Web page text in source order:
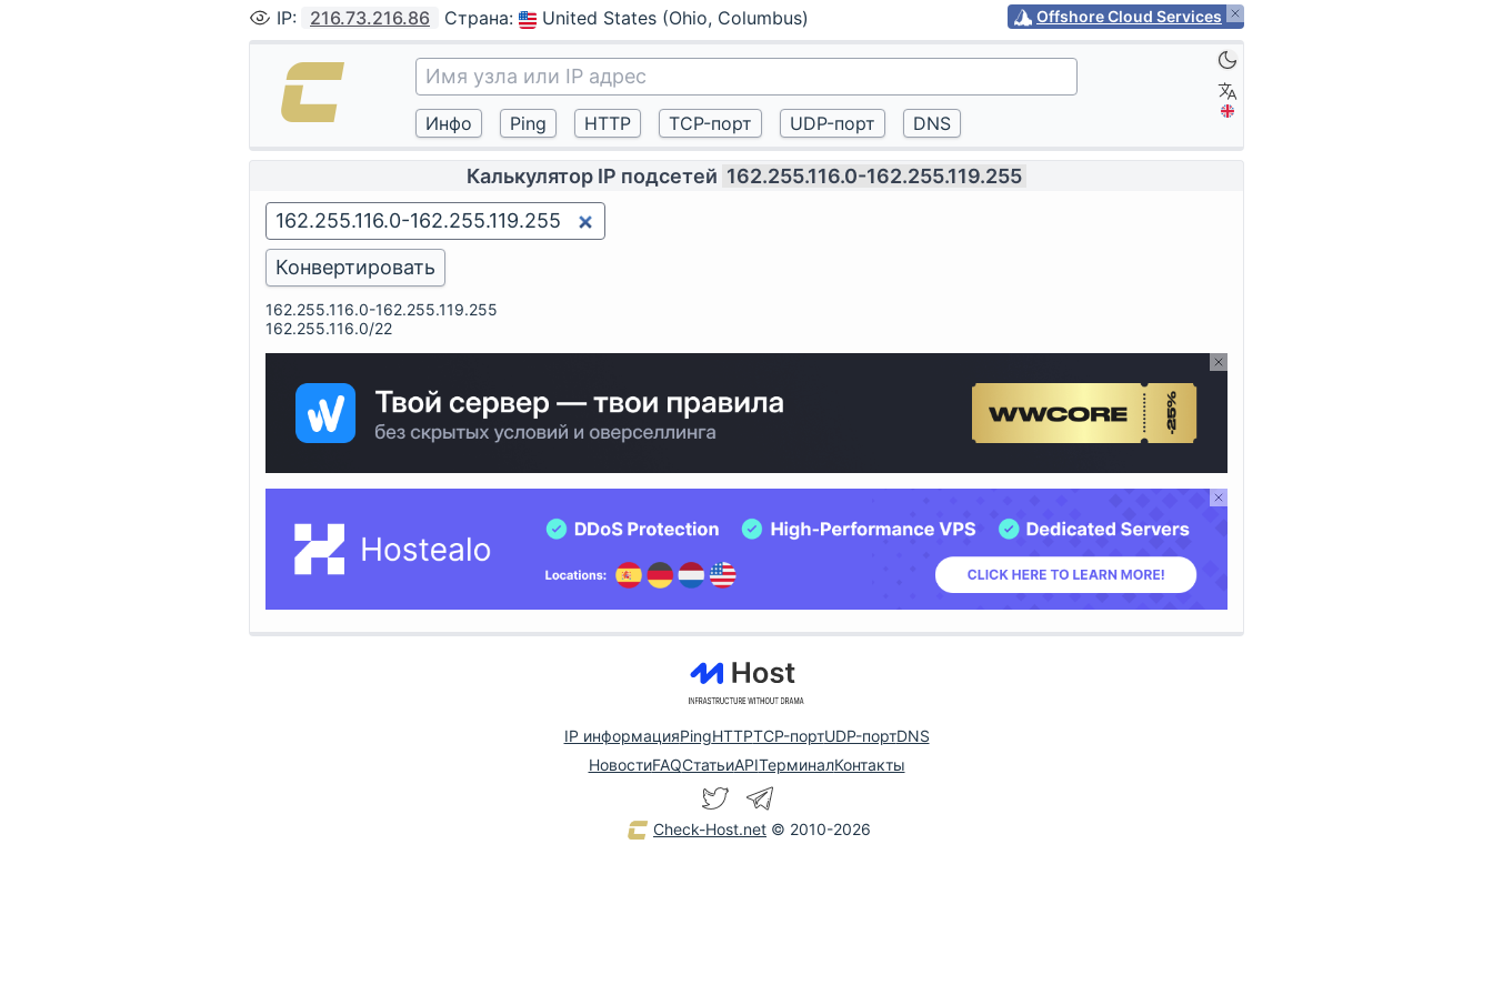
IP: 216.73.216.86 Страна: United States (Ohio, Columbus) Offshore Cloud Services
Калькулятор IP подсетей 162.255.116.0-162.255.119.255
162.255.116.0-162.255.119.255
162.255.116.0/22
IP информацияPingHTTPTCP-портUDP-портDNS
НовостиFAQСтатьиAPIТерминалКонтакты
Check-Host.net © 2010-2026